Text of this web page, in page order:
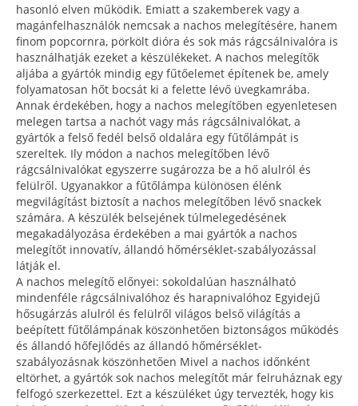
hasonló elven működik. Emiatt a szakemberek vagy a
magánfelhasználók nemcsak a nachos melegítésére, hanem
finom popcornra, pörkölt dióra és sok más rágcsálnivalóra is
használhatják ezeket a készülékeket. A nachos melegítők
aljába a gyártók mindig egy fűtőelemet építenek be, amely
folyamatosan hőt bocsát ki a felette lévő üvegkamrába.
Annak érdekében, hogy a nachos melegítőben egyenletesen
melegen tartsa a nachót vagy más rágcsálnivalókat, a
gyártók a felső fedél belső oldalára egy fűtőlámpát is
szereltek. Ily módon a nachos melegítőben lévő
rágcsálnivalókat egyszerre sugározza be a hő alulról és
felülről. Ugyanakkor a fűtőlámpa különösen élénk
megvilágítást biztosít a nachos melegítőben lévő snackek
számára. A készülék belsejének túlmelegedésének
megakadályozása érdekében a mai gyártók a nachos
melegítőt innovatív, állandó hőmérséklet-szabályozással
látják el.
A nachos melegítő előnyei: sokoldalúan használható
mindenféle rágcsálnivalóhoz és harapnivalóhoz Egyidejű
hősugárzás alulról és felülről világos belső világítás a
beépített fűtőlámpának köszönhetően biztonságos működés
és állandó hőfejlődés az állandó hőmérséklet-
szabályozásnak köszönhetően Mivel a nachos időnként
eltörhet, a gyártók sok nachos melegítőt már felruháznak egy
felfogó szerkezettel. Ezt a készüléket úgy tervezték, hogy kis